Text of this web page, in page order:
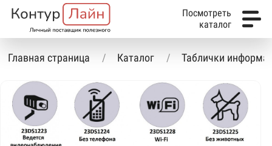
Посмотреть
каталог
Главная страница Каталог Таблички